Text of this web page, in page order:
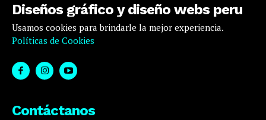
Diseños gráfico y diseño webs peru
Usamos cookies para brindarle la mejor experiencia.
Políticas de Cookies
Contáctanos